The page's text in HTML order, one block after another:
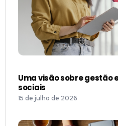
Uma visão sobre gestão
sociais
15 de julho de 2026